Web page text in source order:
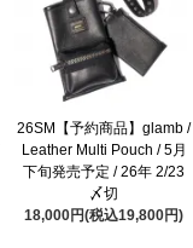
26SM【予約商品】glamb /
Leather Multi Pouch / 5月
下旬発売予定 / 26年 2/23
〆切
18,000円(税込19,800円)